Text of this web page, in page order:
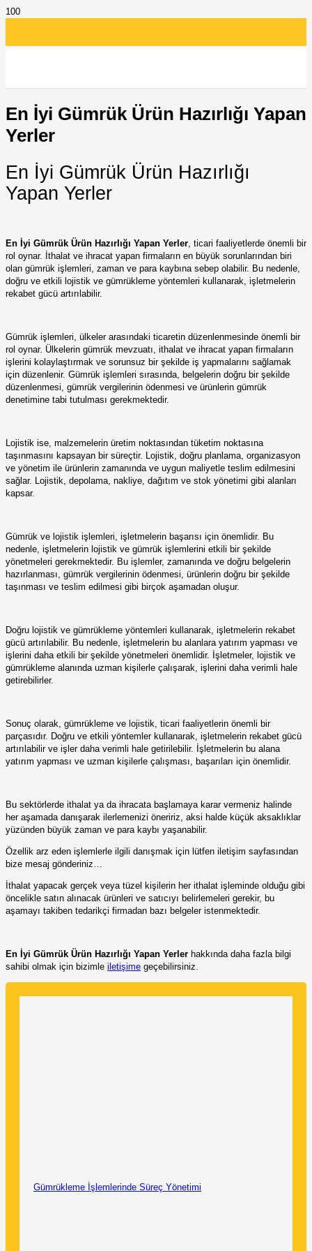
En İyi Gümrük Ürün Hazırlığı Yapan
Yerler
En İyi Gümrük Ürün Hazırlığı
Yapan Yerler
En İyi Gümrük Ürün Hazırlığı Yapan Yerler , ticari faaliyetlerde önemli bir
rol oynar. İthalat ve ihracat yapan firmaların en büyük sorunlarından biri
olan gümrük işlemleri, zaman ve para kaybına sebep olabilir. Bu nedenle,
doğru ve etkili lojistik ve gümrükleme yöntemleri kullanarak, işletmelerin
rekabet gücü artırılabilir.
Gümrük işlemleri, ülkeler arasındaki ticaretin düzenlenmesinde önemli bir
rol oynar. Ülkelerin gümrük mevzuatı, ithalat ve ihracat yapan firmaların
işlerini kolaylaştırmak ve sorunsuz bir şekilde iş yapmalarını sağlamak
için düzenlenir. Gümrük işlemleri sırasında, belgelerin doğru bir şekilde
düzenlenmesi, gümrük vergilerinin ödenmesi ve ürünlerin gümrük
denetimine tabi tutulması gerekmektedir.
Lojistik ise, malzemelerin üretim noktasından tüketim noktasına
taşınmasını kapsayan bir süreçtir. Lojistik, doğru planlama, organizasyon
ve yönetim ile ürünlerin zamanında ve uygun maliyetle teslim edilmesini
sağlar. Lojistik, depolama, nakliye, dağıtım ve stok yönetimi gibi alanları
kapsar.
Gümrük ve lojistik işlemleri, işletmelerin başarısı için önemlidir. Bu
nedenle, işletmelerin lojistik ve gümrük işlemlerini etkili bir şekilde
yönetmeleri gerekmektedir. Bu işlemler, zamanında ve doğru belgelerin
hazırlanması, gümrük vergilerinin ödenmesi, ürünlerin doğru bir şekilde
taşınması ve teslim edilmesi gibi birçok aşamadan oluşur.
Doğru lojistik ve gümrükleme yöntemleri kullanarak, işletmelerin rekabet
gücü artırılabilir. Bu nedenle, işletmelerin bu alanlara yatırım yapması ve
işlerini daha etkili bir şekilde yönetmeleri önemlidir. İşletmeler, lojistik ve
gümrükleme alanında uzman kişilerle çalışarak, işlerini daha verimli hale
getirebilirler.
Sonuç olarak, gümrükleme ve lojistik, ticari faaliyetlerin önemli bir
parçasıdır. Doğru ve etkili yöntemler kullanarak, işletmelerin rekabet gücü
artırılabilir ve işler daha verimli hale getirilebilir. İşletmelerin bu alana
yatırım yapması ve uzman kişilerle çalışması, başarıları için önemlidir.
Bu sektörlerde ithalat ya da ihracata başlamaya karar vermeniz halinde
her aşamada danışarak ilerlemenizi öneririz, aksi halde küçük aksaklıklar
yüzünden büyük zaman ve para kaybı yaşanabilir.
Özellik arz eden işlemlerle ilgili danışmak için lütfen iletişim sayfasından
bize mesaj gönderiniz…
İthalat yapacak gerçek veya tüzel kişilerin her ithalat işleminde olduğu gibi
öncelikle satın alınacak ürünleri ve satıcıyı belirlemeleri gerekir, bu
aşamayı takiben tedarikçi firmadan bazı belgeler istenmektedir.
En İyi Gümrük Ürün Hazırlığı Yapan Yerler hakkında daha fazla bilgi
sahibi olmak için bizimle iletişime geçebilirsiniz.
Gümrükleme İşlemlerinde Süreç Yönetimi